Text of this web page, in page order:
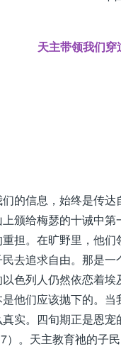
天主带领我们
的信息，始终是传
颁给梅瑟的十诫中
担。在旷野里，他们
去追求自由。那是
色列人仍然依恋着
他们应该抛下的。
实。四旬期正是恩
。天主教育祂的子